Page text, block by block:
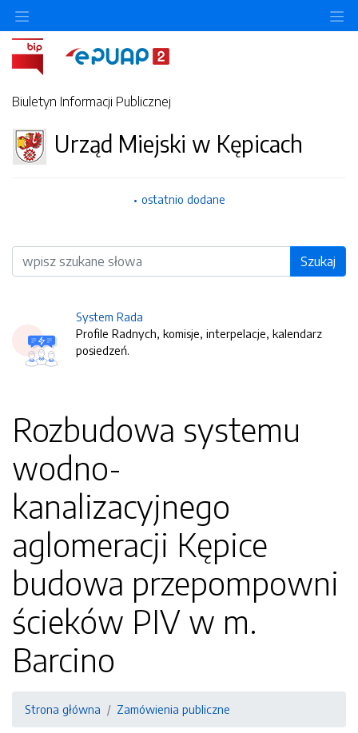
Biuletyn Informacji Publicznej
Urząd Miejski w Kępicach
ostatnio dodane
Wyszukiwarka Szukaj
System Rada
Profile Radnych, komisje, interpelacje, kalendarz
posiedzeń.
Rozbudowa systemu
wodno-
kanalizacyjnego
aglomeracji Kępice
budowa przepompowni
ścieków PIV w m.
Barcino
Strona główna Zamówienia publiczne